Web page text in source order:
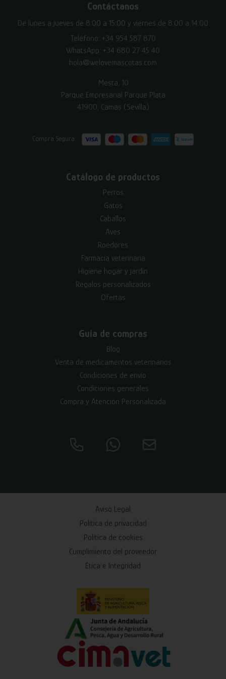
Contáctanos
De lunes a jueves de 8:00 a 15:00 y viernes de 8:00 a 14:00
Teléfono: +34 954 587 870
WhatsApp: +34 680 27 45 40
hola@welovemascotas.com
Mesta, 10
Parque Empresarial Parque Plata
41900, Camas (Sevilla)
Compra Segura:
Catálogo de productos
Perros
Gatos
Caballos
Aves
Roedores
Farmacia veterinaria
Higiene hogar y jardín
Regalos personalizados
Ofertas
Guía de compras
Blog
Venta de medicamentos veterinarios
Condiciones de envío
Condiciones generales
Compra y Atención Personalizada
Aviso Legal
Política de privacidad
Política de cookies
Cumplimiento del proveedor
Ética e Integridad